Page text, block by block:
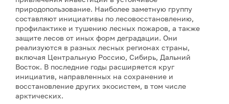
природопользование. Наиболее заметную группу
составляют инициативы по лесовосстановлению,
профилактике и тушению лесных пожаров, а также
защите лесов от иных форм деградации. Они
реализуются в разных лесных регионах страны,
включая Центральную Россию, Сибирь, Дальний
Восток. В последние годы расширяется круг
инициатив, направленных на сохранение и
восстановление других экосистем, в том числе
арктических.